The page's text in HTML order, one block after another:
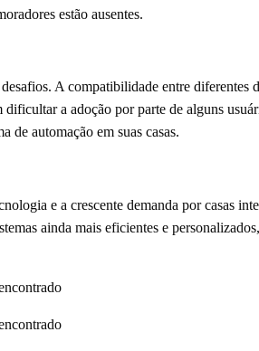
estão ausentes.
A compatibilidade entre diferentes
a adoção por parte de alguns
de automação em suas casas.
e a crescente demanda por casas
ainda mais eficientes e